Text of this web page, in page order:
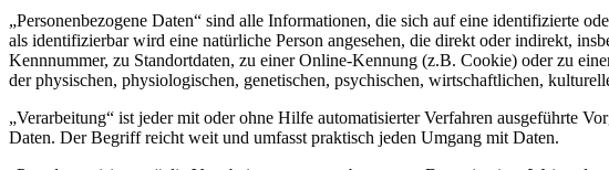
„Personenbezogene Daten“ sind alle Informationen, die sich auf eine identifizierte
als identifizierbar wird eine natürliche Person angesehen, die direkt oder indirekt,
Kennnummer, zu Standortdaten, zu einer Online-Kennung (z.B. Cookie) oder zu
der physischen, physiologischen, genetischen, psychischen, wirtschaftlichen,
„Verarbeitung“ ist jeder mit oder ohne Hilfe automatisierter Verfahren ausgeführte
Daten. Der Begriff reicht weit und umfasst praktisch jeden Umgang mit Daten.